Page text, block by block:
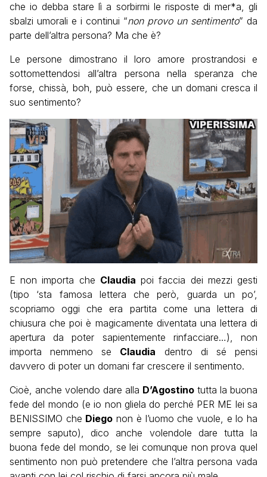
che io debba stare lì a sorbirmi le risposte di mer*a, gli
sbalzi umorali e i continui “non provo un sentimento” da
parte dell’altra persona? Ma che è?
Le persone dimostrano il loro amore prostrandosi e
sottomettendosi all’altra persona nella speranza che
forse, chissà, boh, può essere, che un domani cresca il
suo sentimento?
E non importa che Claudia poi faccia dei mezzi gesti
(tipo ‘sta famosa lettera che però, guarda un po’,
scopriamo oggi che era partita come una lettera di
chiusura che poi è magicamente diventata una lettera di
apertura da poter sapientemente rinfacciare…), non
importa nemmeno se Claudia dentro di sé pensi
davvero di poter un domani far crescere il sentimento.
Cioè, anche volendo dare alla D’Agostino tutta la buona
fede del mondo (e io non gliela do perché PER ME lei sa
BENISSIMO che Diego non è l’uomo che vuole, e lo ha
sempre saputo), dico anche volendole dare tutta la
buona fede del mondo, se lei comunque non prova quel
sentimento non può pretendere che l’altra persona vada